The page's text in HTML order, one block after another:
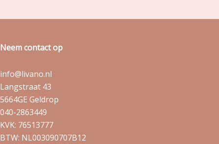
Neem contact op
info@livano.nl
Langstraat 43
5664GE Geldrop
040-2863449
KVK: 76513777
BTW: NL003090707B12